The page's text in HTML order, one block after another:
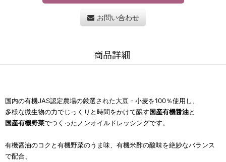
お問い合わせ
商品詳細
国内の有機JAS認定農場の厳選された大豆・小麦を100％使用し、
多様な微生物の力でじっくりと時間をかけて醸す国産有機醤油と
国産有機野菜でつくったノンオイルドレッシングです。
有機醤油のコクと有機野菜のうま味、有機米酢の酸味を絶妙なバランス
で配合、